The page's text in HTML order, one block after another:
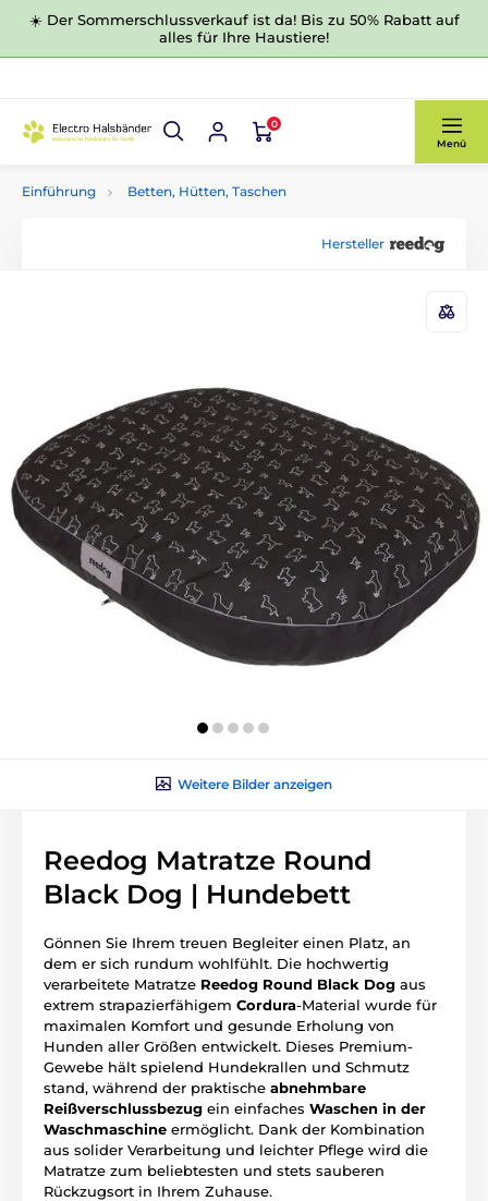
☀️ Der Sommerschlussverkauf ist da! Bis zu 50% Rabatt auf
alles für Ihre Haustiere!
0
Menü
Einführung Betten, Hütten, Taschen
Hersteller
Weitere Bilder anzeigen
Reedog Matratze Round
Black Dog | Hundebett
Gönnen Sie Ihrem treuen Begleiter einen Platz, an
dem er sich rundum wohlfühlt. Die hochwertig
verarbeitete Matratze Reedog Round Black Dog aus
extrem strapazierfähigem Cordura-Material wurde für
maximalen Komfort und gesunde Erholung von
Hunden aller Größen entwickelt. Dieses Premium-
Gewebe hält spielend Hundekrallen und Schmutz
stand, während der praktische abnehmbare
Reißverschlussbezug ein einfaches Waschen in der
Waschmaschine ermöglicht. Dank der Kombination
aus solider Verarbeitung und leichter Pflege wird die
Matratze zum beliebtesten und stets sauberen
Rückzugsort in Ihrem Zuhause.